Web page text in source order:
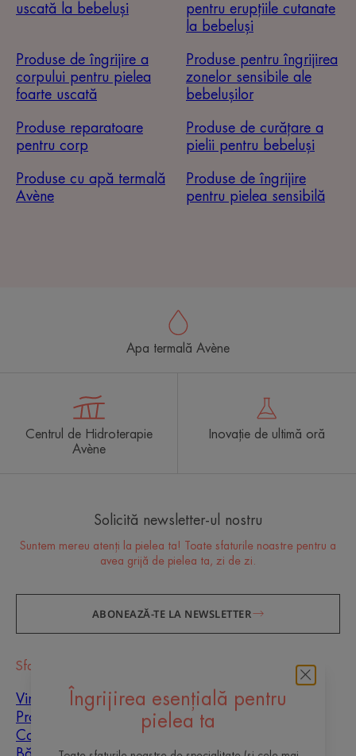
uscată la bebeluși
pentru erupțiile cutanate
la bebeluși
Produse de îngrijire a
corpului pentru pielea
foarte uscată
Produse pentru îngrijirea
zonelor sensibile ale
bebelușilor
Produse reparatoare
pentru corp
Produse de curățare a
pielii pentru bebeluși
Produse cu apă termală
Avène
Produse de îngrijire
pentru pielea sensibilă
Îngrijirea esențială pentru
pielea ta
Apa termală Avène
Centrul de Hidroterapie
Avène
Inovație de ultimă oră
Solicită newsletter-ul nostru
Suntem mereu atenți la pielea ta! Toate sfaturile noastre pentru a
avea grijă de pielea ta, zi de zi.
ABONEAZĂ-TE LA NEWSLETTER
Sfaturi
Vindecarea cicatricilor
Protecție solară
Copii